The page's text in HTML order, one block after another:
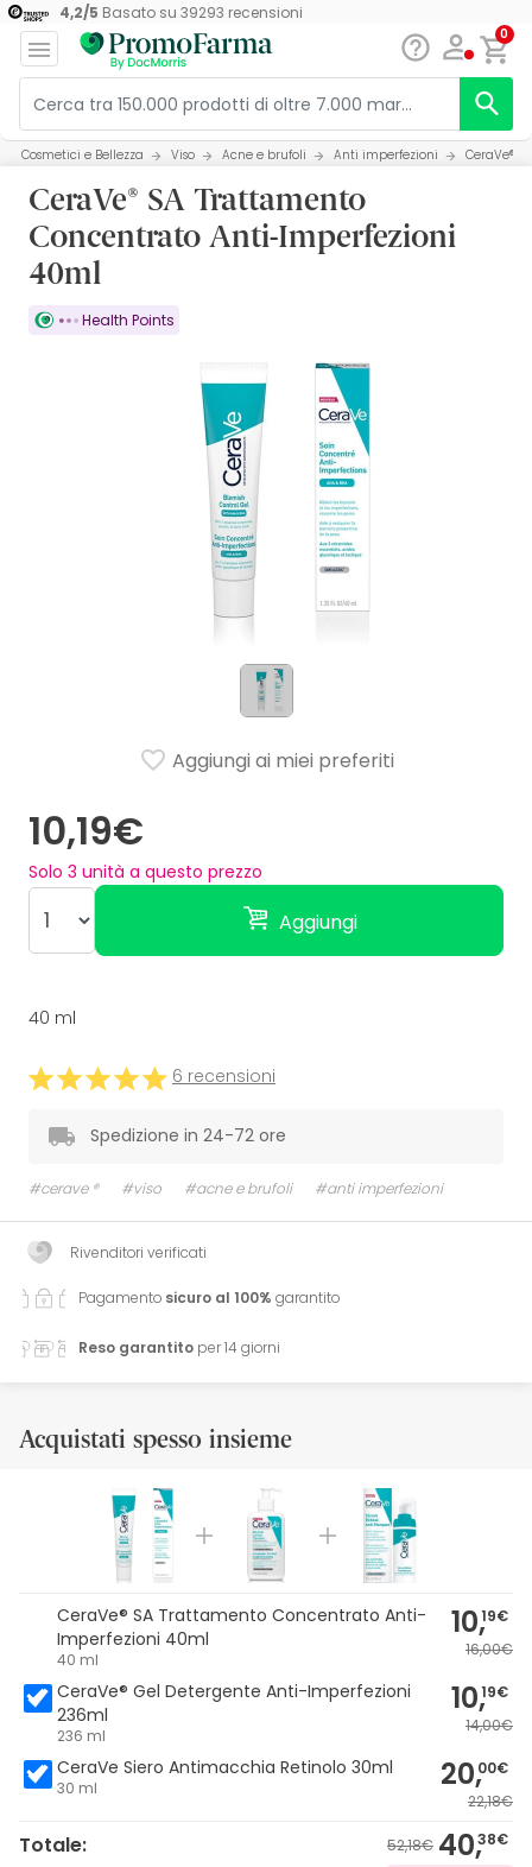
4,2/5 Basato su 39293 recensioni
0
Cosmetici e Bellezza Viso Acne e brufoli Anti imperfezioni CeraVe®
CeraVe® SA Trattamento
Concentrato Anti-Imperfezioni
40ml
Health Points
10,19€
Solo 3 unità a questo prezzo
Aggiungi
Aggiungi ai miei preferiti
40 ml
6 recensioni
Spedizione in 24-72 ore
#cerave ® #viso #acne e brufoli #anti imperfezioni
Rivenditori verificati
Pagamento sicuro al 100% garantito
Reso garantito per 14 giorni
Acquistati spesso insieme
CeraVe® SA Trattamento Concentrato Anti-
Imperfezioni 40ml
40 ml
10,19€
16,00€
CeraVe® Gel Detergente Anti-Imperfezioni
236ml
236 ml
10,19€
14,00€
CeraVe Siero Antimacchia Retinolo 30ml
30 ml 20,00€
22,18€
Totale: 52,18€ 40,38€